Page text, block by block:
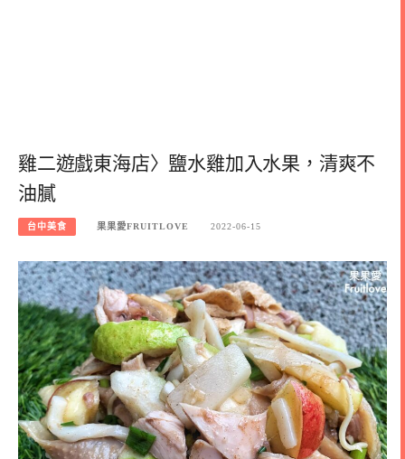
雞二遊戲東海店〉鹽水雞加入水果，清爽不
油膩
台中美食 果果愛FRUITLOVE 2022-06-15